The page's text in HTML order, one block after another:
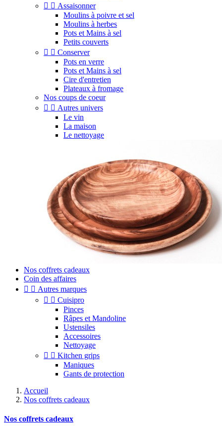
  Assaisonner
Moulins à poivre et sel
Moulins à herbes
Pots et Mains à sel
Petits couverts
  Conserver
Pots en verre
Pots et Mains à sel
Cire d'entretien
Plateaux à fromage
Nos coups de coeur
  Autres univers
Le vin
La maison
Le nettoyage
Nos coffrets cadeaux
Coin des affaires
  Autres marques
  Cuisipro
Pinces
Râpes et Mandoline
Ustensiles
Accessoires
Nettoyage
  Kitchen grips
Maniques
Gants de protection
Accueil
Nos coffrets cadeaux
Nos coffrets cadeaux